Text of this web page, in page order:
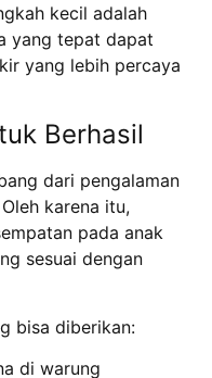
kecil adalah
yang tepat dapat
yang lebih percaya
Berhasil
dari pengalaman
karena itu,
pada anak
sesuai dengan
bisa diberikan:
di warung